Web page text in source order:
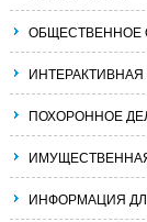
ОБЩЕСТВЕННОЕ
ПОХОРОННОЕ
ИНФОРМАЦИЯ